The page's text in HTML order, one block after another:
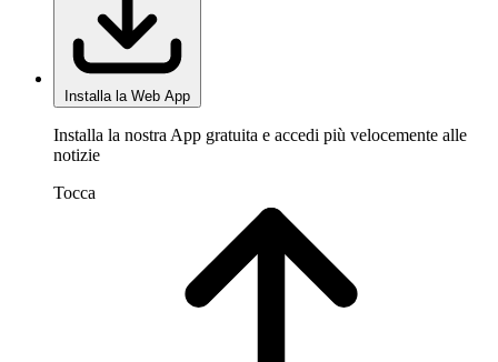
Installa la Web App
Installa la nostra App gratuita e accedi più velocemente alle
notizie
Tocca